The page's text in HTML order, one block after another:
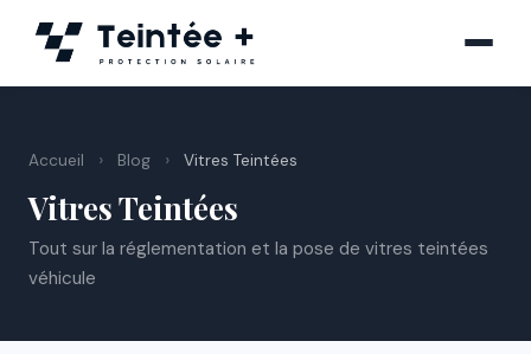
Accueil › Blog › Vitres Teintées
Vitres Teintées
Tout sur la réglementation et la pose de vitres teintées
véhicule